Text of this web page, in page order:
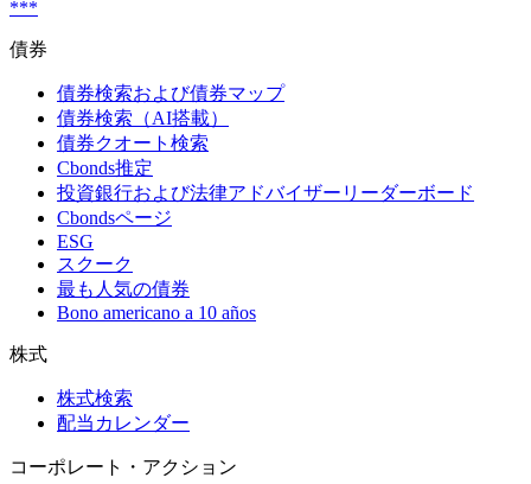
***
債券
債券検索および債券マップ
債券検索（AI搭載）
債券クオート検索
Cbonds推定
投資銀行および法律アドバイザーリーダーボード
Cbondsページ
ESG
スクーク
最も人気の債券
Bono americano a 10 años
株式
株式検索
配当カレンダー
コーポレート・アクション